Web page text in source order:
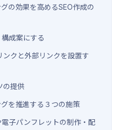
の効果を高めるSEO作成の
成案にする
ンクと外部リンクを設置す
の提供
を推進する３つの施策
子パンフレットの制作・配